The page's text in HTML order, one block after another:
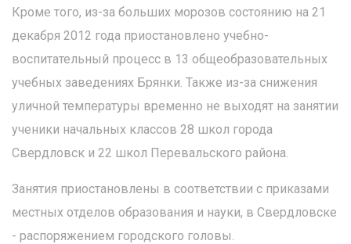
Кроме того, из-за больших морозов состоянию на 21
декабря 2012 года приостановлено учебно-
воспитательный процесс в 13 общеобразовательных
учебных заведениях Брянки. Также из-за снижения
уличной температуры временно не выходят на занятии
ученики начальных классов 28 школ города
Свердловск и 22 школ Перевальского района.
Занятия приостановлены в соответствии с приказами
местных отделов образования и науки, в Свердловске
- распоряжением городского головы.